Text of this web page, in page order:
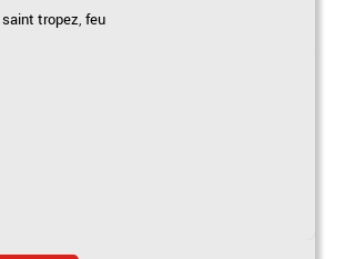
,saint tropez ,feu